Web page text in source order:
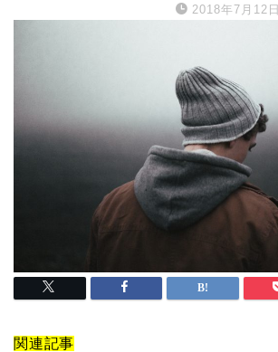
2018年7月12日
関連記事